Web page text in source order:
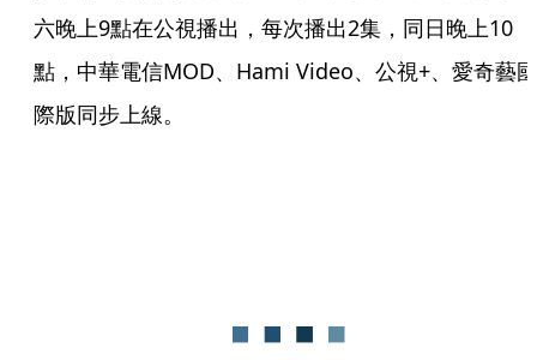
六晚上9點在公視播出，每次播出2集，同日晚上10
點，中華電信MOD、Hami Video、公視+、愛奇藝國
際版同步上線。